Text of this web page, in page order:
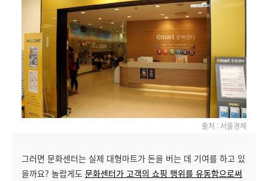
출처 : 서울경제
그러면 문화센터는 실제 대형마트가 돈을 버는 데 기여를 하고 있
을까요? 놀랍게도 문화센터가 고객의 쇼핑 행위를 유동함으로써